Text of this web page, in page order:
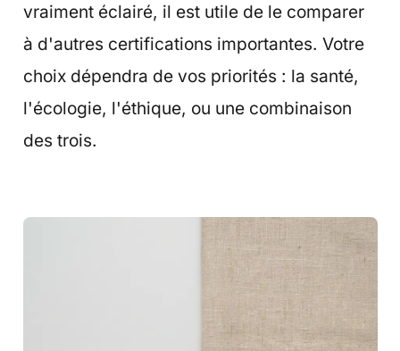
vraiment éclairé, il est utile de le comparer
à d'autres certifications importantes. Votre
choix dépendra de vos priorités : la santé,
l'écologie, l'éthique, ou une combinaison
des trois.